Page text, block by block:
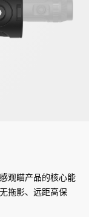
观瞄产品的核心能
拖影、远距高保